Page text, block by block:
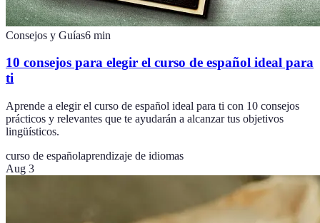
Consejos y Guías6 min
10 consejos para elegir el curso de español ideal para
ti
Aprende a elegir el curso de español ideal para ti con 10 consejos
prácticos y relevantes que te ayudarán a alcanzar tus objetivos
lingüísticos.
curso de españolaprendizaje de idiomas
Aug 3